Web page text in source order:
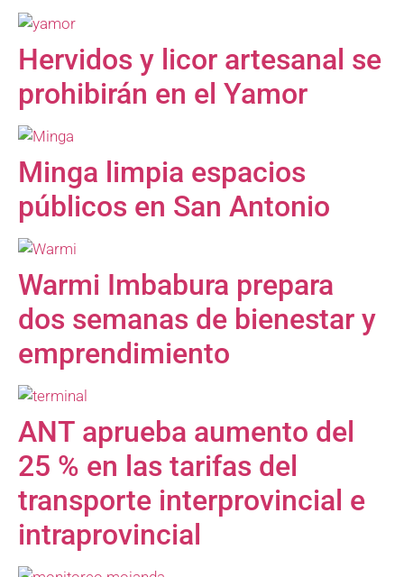
Hervidos y licor artesanal se
prohibirán en el Yamor
Minga limpia espacios
públicos en San Antonio
Warmi Imbabura prepara
dos semanas de bienestar y
emprendimiento
ANT aprueba aumento del
25 % en las tarifas del
transporte interprovincial e
intraprovincial